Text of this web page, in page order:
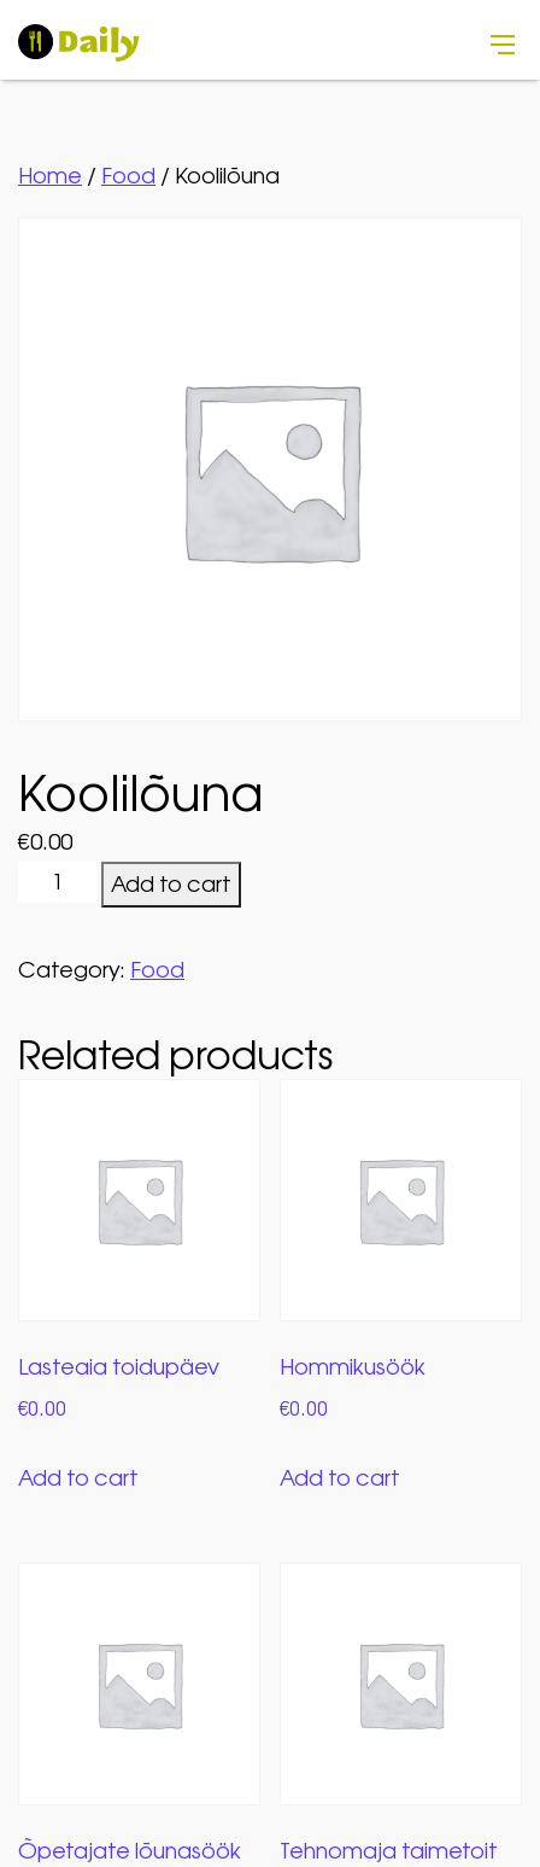
Home / Food / Koolilõuna
Koolilõuna
€0.00
Koolilõuna quantity
Add to cart
Category: Food
Related products
Lasteaia toidupäev
€0.00
Add to cart
Hommikusöök
€0.00
Add to cart
Õpetajate lõunasöök Tehnomaja taimetoit